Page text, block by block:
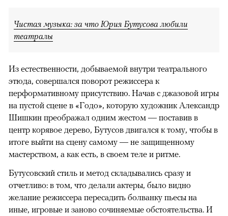
Чистая музыка: за что Юрия Бутусова любили
театралы
Из естественности, добываемой внутри театрального
этюда, совершался поворот режиссера к
перформативному присутствию. Начав с джазовой игры
на пустой сцене в «Годо», которую художник Александр
Шишкин преображал одним жестом — поставив в
центр корявое дерево, Бутусов двигался к тому, чтобы в
итоге выйти на сцену самому — не защищенному
мастерством, а как есть, в своем теле и ритме.
Бутусовский стиль и метод складывались сразу и
отчетливо: в том, что делали актеры, было видно
желание режиссера пересадить болванку пьесы на
иные, игровые и заново сочиняемые обстоятельства. И